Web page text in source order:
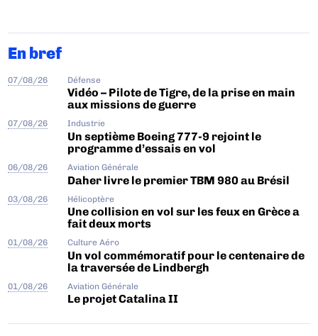
En bref
07/08/26 Défense
Vidéo – Pilote de Tigre, de la prise en main
aux missions de guerre
07/08/26 Industrie
Un septième Boeing 777-9 rejoint le
programme d’essais en vol
06/08/26 Aviation Générale
Daher livre le premier TBM 980 au Brésil
03/08/26 Hélicoptère
Une collision en vol sur les feux en Grèce a
fait deux morts
01/08/26 Culture Aéro
Un vol commémoratif pour le centenaire de
la traversée de Lindbergh
01/08/26 Aviation Générale
Le projet Catalina II